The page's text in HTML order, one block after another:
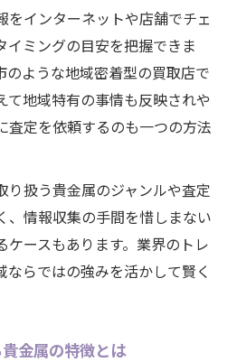
をインターネットや店舗でチェ
イミングの目安を把握できま
のような地域密着型の買取店で
て地域特有の事情も反映されや
査定を依頼するのも一つの方法
り扱う貴金属のジャンルや査定
、情報収集の手間を惜しまない
ケースもあります。業界のトレ
ならではの強みを活かして賢く
金属の特徴とは